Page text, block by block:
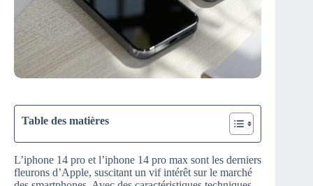
Table des matières
L’iphone 14 pro et l’iphone 14 pro max sont les derniers
fleurons d’Apple, suscitant un vif intérêt sur le marché